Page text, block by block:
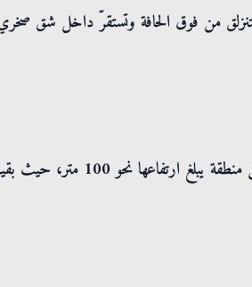
من فوق الحافة وتستقرّ داخل شق
وكانت رين قد أمضت الليل في الموقع لمشاهدة شروق الشمس، قبل أن تسقط من منطقة يبلغ